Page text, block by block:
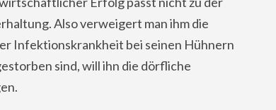
Also verweigert man ihm die
Infektionskrankheit bei seinen Hühnern
sind, will ihn die dörfliche